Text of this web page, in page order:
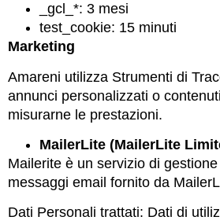
_gcl_*: 3 mesi
test_cookie: 15 minuti
Marketing
Amareni utilizza Strumenti di
annunci personalizzati o
misurarne le prestazioni.
MailerLite (MailerLite
Mailerite è un servizio di
messaggi email fornito da
Dati Personali trattati: Dati di